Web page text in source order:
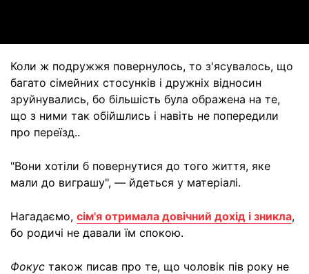
Коли ж подружжя повернулось, то з'ясувалось, що
багато сімейних стосунків і дружніх відносин
зруйнувались, бо більшість була ображена на те,
що з ними так обійшлись і навіть не попередили
про переїзд..
"Вони хотіли б повернутися до того життя, яке
мали до виграшу", — йдеться у матеріалі.
Нагадаємо, сім'я отримала довічний дохід і зникла,
бо родичі не давали їм спокою.
Фокус також писав про те, що чоловік пів року не